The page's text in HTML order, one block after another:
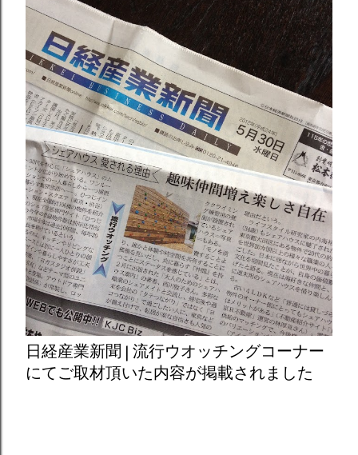
日経産業新聞 | 流行ウオッチングコーナー
にてご取材頂いた内容が掲載されました